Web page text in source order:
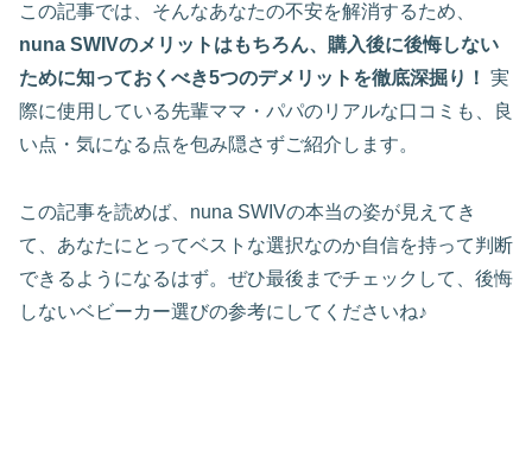
この記事では、そんなあなたの不安を解消するため、
nuna SWIVのメリットはもちろん、購入後に後悔しない
ために知っておくべき5つのデメリットを徹底深掘り！ 実
際に使用している先輩ママ・パパのリアルな口コミも、良
い点・気になる点を包み隠さずご紹介します。
この記事を読めば、nuna SWIVの本当の姿が見えてき
て、あなたにとってベストな選択なのか自信を持って判断
できるようになるはず。ぜひ最後までチェックして、後悔
しないベビーカー選びの参考にしてくださいね♪